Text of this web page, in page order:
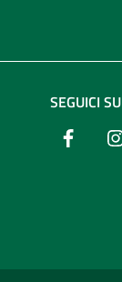
SEGUICI SU